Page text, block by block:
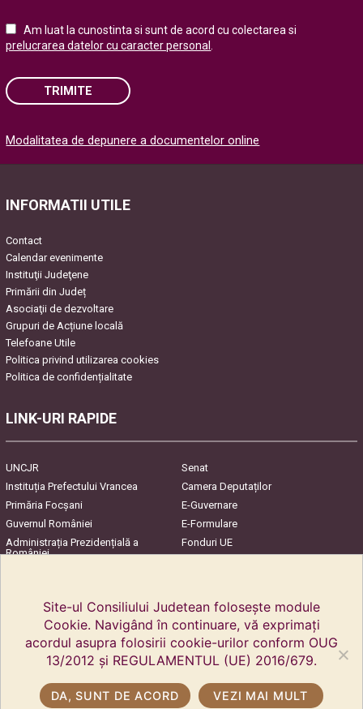
Am luat la cunostinta si sunt de acord cu colectarea si
prelucrarea datelor cu caracter personal
TRIMITE
Please
empty.
Modalitatea de depunere a documentelor online
INFORMATII UTILE
Contact
Calendar evenimente
Instituţii Judeţene
Primării din Județ
Asociaţii de dezvoltare
Grupuri de Acțiune locală
Telefoane Utile
Politica privind utilizarea cookies
Politica de confidențialitate
LINK-URI RAPIDE
UNCJR
Senat
Instituția Prefectului Vrancea
Camera Deputaților
Primăria Focşani
E-Guvernare
Guvernul României
E-Formulare
Administrația Prezidențială a
României
Fonduri UE
Site-ul Consiliului Judetean folosește module
Cookie. Navigând în continuare, vă exprimați
acordul asupra folosirii cookie-urilor conform OUG
13/2012 și REGULAMENTUL (UE) 2016/679.
DA, SUNT DE ACORD VEZI MAI MULT